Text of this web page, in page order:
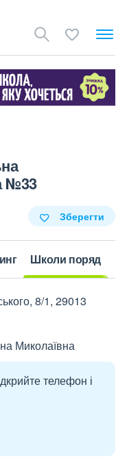
№33
Зберегти
Школи поряд
8/1, 29013
Миколаївна
телефон і